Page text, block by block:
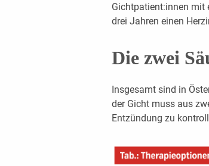
Gichtpatient:innen mit
drei Jahren einen
Die zwei
Insgesamt sind in
der Gicht muss aus
Entzündung zu